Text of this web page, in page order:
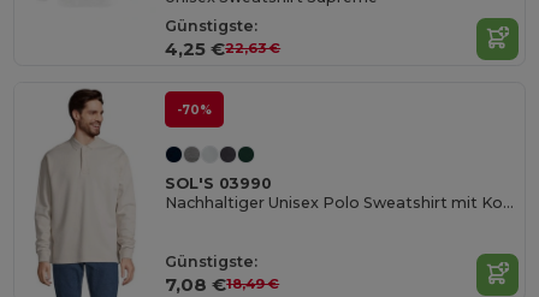
Günstigste:
4,25 €22,63 €
-70%
SOL'S 03990
Nachhaltiger Unisex Polo Sweatshirt mit Komfort
Günstigste:
7,08 €18,49 €